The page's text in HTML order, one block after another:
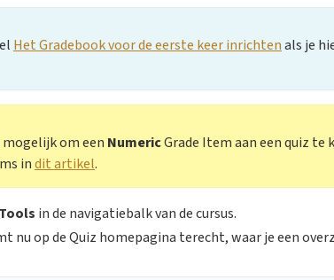
Het Gradebook voor de eerste keer inrichtenals je
om een NumericGrade Item aan een quiz te
indit artikel.
in de navigatiebalk van de cursus.
nu op de Quiz homepagina terecht, waar je een